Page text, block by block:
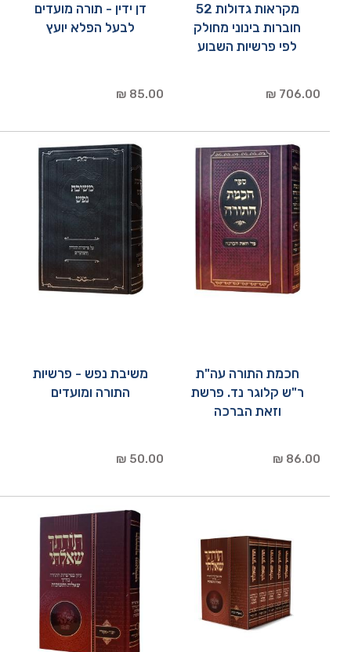
דן ידין - תורה מועדים
לבעל הפלא יועץ
85.00 ₪
מקראות גדולות 52
חוברות בינוני מחולק
לפי פרשיות השבוע
706.00 ₪
משיבת נפש - פרשיות
התורה ומועדים
50.00 ₪
חכמת התורה עה"ת
ר"ש קלוגר נד. פרשת
וזאת הברכה
86.00 ₪